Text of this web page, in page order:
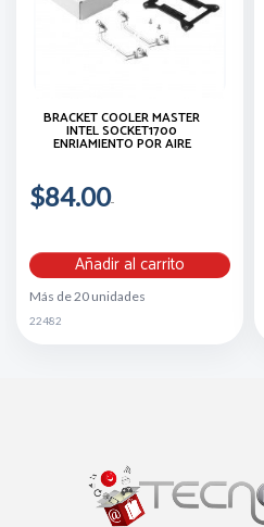
BRACKET COOLER MASTER
INTEL SOCKET1700
ENRIAMIENTO POR AIRE
$84.00
Añadir al carrito
Más de 20 unidades
22482